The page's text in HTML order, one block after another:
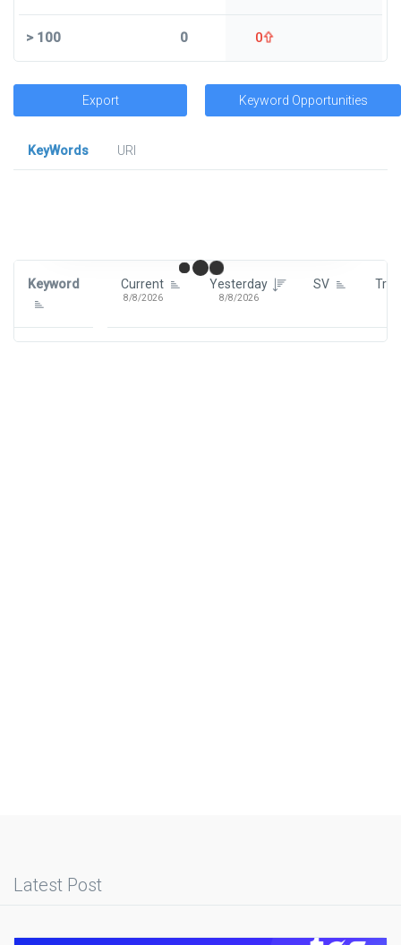
>100 0 0
Export Keyword Opportunities
KeyWords
URl
Keyword Current
8/8/2026
Yesterday
8/8/2026
SV
Latest Post